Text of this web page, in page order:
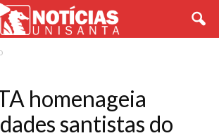
homenageia
santistas do